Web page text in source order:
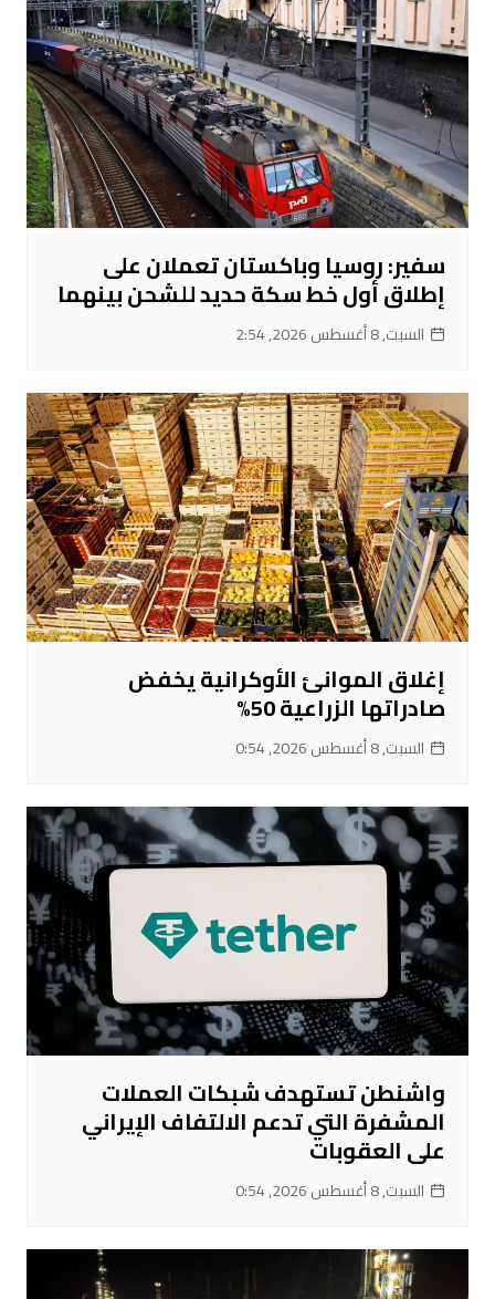
سفير: روسيا وباكستان تعملان على
إطلاق أول خط سكة حديد للشحن بينهما
السبت, 8 أغسطس 2026, 2:54
إغلاق الموانئ الأوكرانية يخفض
صادراتها الزراعية 50%
السبت, 8 أغسطس 2026, 0:54
واشنطن تستهدف شبكات العملات
المشفرة التي تدعم الالتفاف الإيراني
على العقوبات
السبت, 8 أغسطس 2026, 0:54